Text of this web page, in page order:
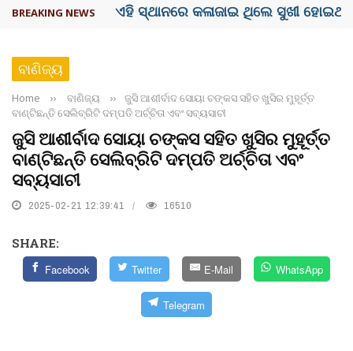
BREAKING NEWS ଦେଶରେ ପ୍ଲାଷ୍ଟିକ୍ ନୋଟ୍‌ ପ୍ରଚଳନ ...
ବାଣିଜ୍ୟ
Home ›› ବାଣିଜ୍ୟ ››
ଜୁସି ଆଶୀର୍ବାଦ ସୋୟା ଚଙ୍କସ ସହିତ ଖୁସିର ମୁହୂର୍ତ୍ତ
ବାଣ୍ଟିଛନ୍ତି ସେଲିବ୍ରିଟି ଦମ୍ପତି ଅର୍ଚ୍ଚିତା ଏବଂ ସବ୍ୟସାଚୀ
ଜୁସି ଆଶୀର୍ବାଦ ସୋୟା ଚଙ୍କସ ସହିତ ଖୁସିର ମୁହୂର୍ତ୍ତ
ବାଣ୍ଟିଛନ୍ତି ସେଲିବ୍ରିଟି ଦମ୍ପତି ଅର୍ଚ୍ଚିତା ଏବଂ
ସବ୍ୟସାଚୀ
2025-02-21 12:39:41 16510
SHARE:
Facebook Twitter E-Mail WhatsApp
Telegram